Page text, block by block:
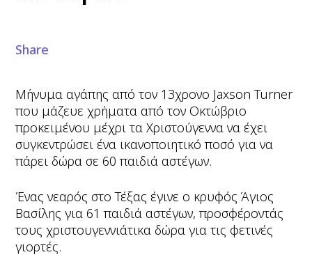
Share
Μήνυμα αγάπης από τον 13χρονο Jaxson Turner
που μάζευε χρήματα από τον Οκτώβριο
προκειμένου μέχρι τα Χριστούγεννα να έχει
συγκεντρώσει ένα ικανοποιητικό ποσό για να
πάρει δώρα σε 60 παιδιά αστέγων.
Ένας νεαρός στο Τέξας έγινε ο κρυφός Άγιος
Βασίλης για 61 παιδιά αστέγων, προσφέροντάς
τους χριστουγεννιάτικα δώρα για τις φετινές
γιορτές.